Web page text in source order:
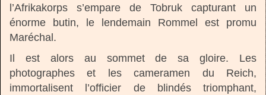
l’Afrikakorps s’empare de Tobruk capturant un
énorme butin, le lendemain Rommel est promu
Maréchal.
Il est alors au sommet de sa gloire. Les
photographes et les cameramen du Reich,
immortalisent l’officier de blindés triomphant,